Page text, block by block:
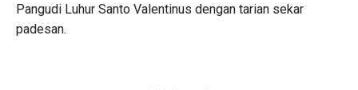
Pangudi Luhur Santo Valentinus dengan tarian sekar
padesan.